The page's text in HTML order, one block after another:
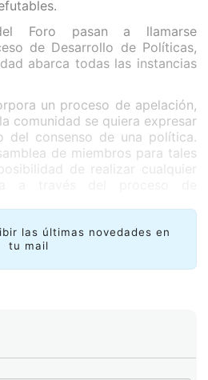
Foro pasan a llamarse
de Desarrollo de Políticas,
abarca todas las instancias
un proceso de apelación,
comunidad se quiera expresar
del consenso de una política.
de miembros para tales
de realizar cualquier
las últimas novedades en
tu mail